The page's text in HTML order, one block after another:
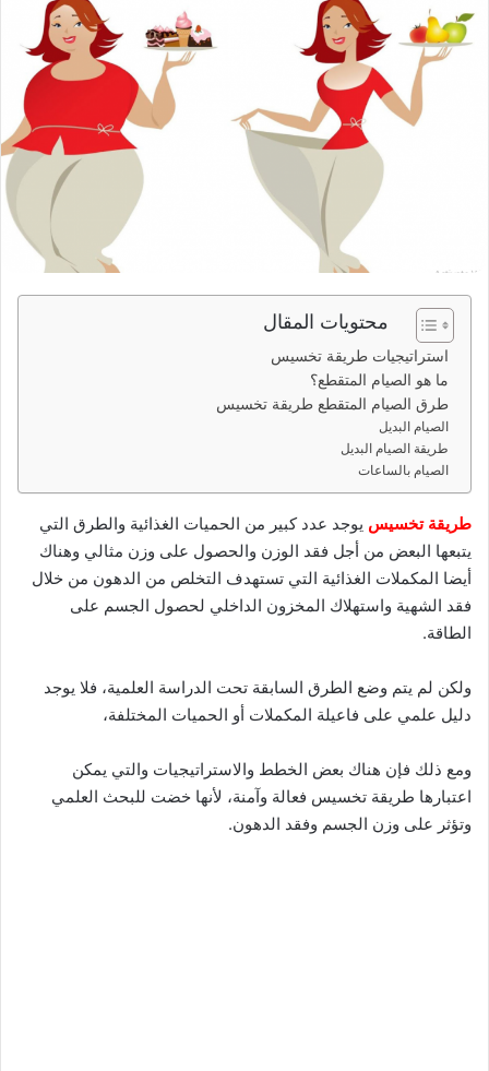
س
ل
ر
ي
ت
ر
و
ي
ا
محتويات المقال
استراتيجيات طريقة تخسيس
ما هو الصيام المتقطع؟
طرق الصيام المتقطع طريقة تخسيس
الصيام البديل
طريقة الصيام البديل
الصيام بالساعات
طريقة تخسيس يوجد عدد كبير من الحميات الغذائية والطرق التي
يتبعها البعض من أجل فقد الوزن والحصول على وزن مثالي وهناك
أيضا المكملات الغذائية التي تستهدف التخلص من الدهون من خلال
فقد الشهية واستهلاك المخزون الداخلي لحصول الجسم على
الطاقة.
ولكن لم يتم وضع الطرق السابقة تحت الدراسة العلمية، فلا يوجد
دليل علمي على فاعيلة المكملات أو الحميات المختلفة،
ومع ذلك فإن هناك بعض الخطط والاستراتيجيات والتي يمكن
اعتبارها طريقة تخسيس فعالة وآمنة، لأنها خضت للبحث العلمي
وتؤثر على وزن الجسم وفقد الدهون.